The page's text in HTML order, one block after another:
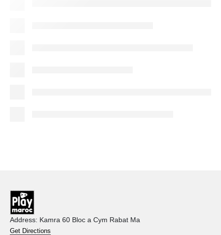
Address: Kamra 60 Bloc a Cym Rabat Ma
Get Directions